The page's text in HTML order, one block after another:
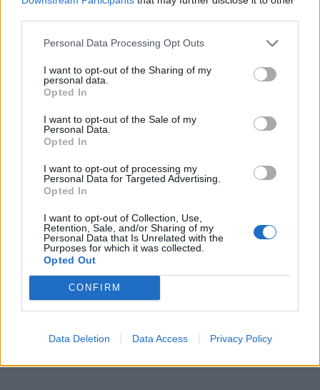
Personal Data Processing Opt Outs
I want to opt-out of the Sharing of my
personal data.
Opted In
I want to opt-out of the Sale of my
Personal Data.
Opted In
I want to opt-out of processing my
Personal Data for Targeted Advertising.
Opted In
I want to opt-out of Collection, Use,
Retention, Sale, and/or Sharing of my
Personal Data that Is Unrelated with the
Purposes for which it was collected.
Opted Out
CONFIRM
Data Deletion Data Access Privacy Policy